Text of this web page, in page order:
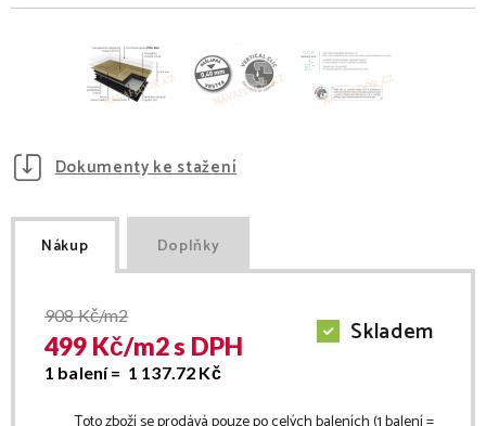
Dokumenty ke stažení
Nákup Doplňky
908Kč/m2
499 Kč/m2s DPH
1 balení = 1 137.72 Kč
Skladem